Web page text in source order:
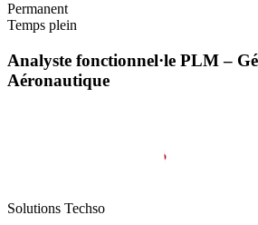
Permanent
Temps plein
Analyste fonctionnel·le PLM –
Aéronautique
Solutions Techso